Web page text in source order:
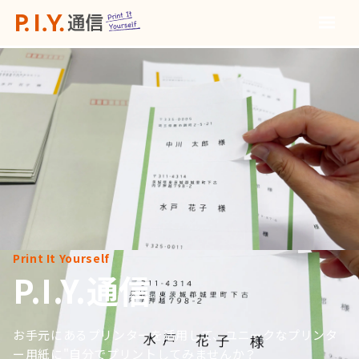
Print It Yourself
P.I.Y.通信
お手元にあるプリンターを活用して、ユニークなプリンタ
ー用紙に"自分でプリントしてみませんか？